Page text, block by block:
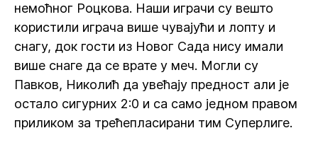
немоћног Роцкова. Наши играчи су вешто
користили играча више чувајући и лопту и
снагу, док гости из Новог Сада нису имали
више снаге да се врате у меч. Могли су
Павков, Николић да увећају предност али је
остало сигурних 2:0 и са само једном правом
приликом за трећепласирани тим Суперлиге.